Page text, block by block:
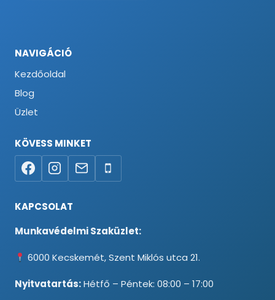
NAVIGÁCIÓ
Kezdőoldal
Blog
Üzlet
KÖVESS MINKET
KAPCSOLAT
Munkavédelmi Szaküzlet:
6000 Kecskemét, Szent Miklós utca 21.
Nyitvatartás:Hétfő – Péntek: 08:00 – 17:00